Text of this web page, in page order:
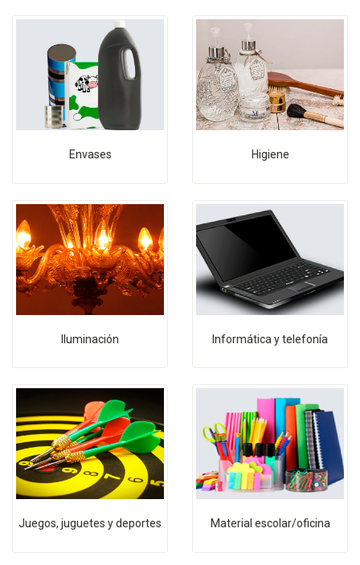
Envases Higiene
Iluminación Informática y telefonía
Juegos, juguetes y deportes Material escolar/oficina